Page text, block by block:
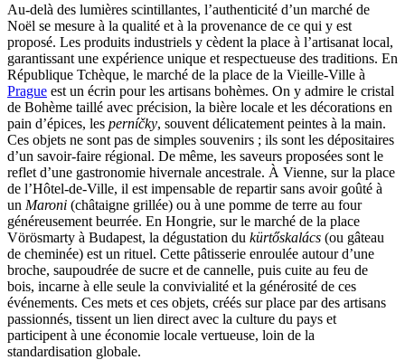
Au-delà des lumières scintillantes, l’authenticité d’un marché de
Noël se mesure à la qualité et à la provenance de ce qui y est
proposé. Les produits industriels y cèdent la place à l’artisanat local,
garantissant une expérience unique et respectueuse des traditions. En
République Tchèque, le marché de la place de la Vieille-Ville à
Prague est un écrin pour les artisans bohèmes. On y admire le cristal
de Bohème taillé avec précision, la bière locale et les décorations en
pain d’épices, les perníčky, souvent délicatement peintes à la main.
Ces objets ne sont pas de simples souvenirs ; ils sont les dépositaires
d’un savoir-faire régional. De même, les saveurs proposées sont le
reflet d’une gastronomie hivernale ancestrale. À Vienne, sur la place
de l’Hôtel-de-Ville, il est impensable de repartir sans avoir goûté à
un Maroni (châtaigne grillée) ou à une pomme de terre au four
généreusement beurrée. En Hongrie, sur le marché de la place
Vörösmarty à Budapest, la dégustation du kürtőskalács (ou gâteau
de cheminée) est un rituel. Cette pâtisserie enroulée autour d’une
broche, saupoudrée de sucre et de cannelle, puis cuite au feu de
bois, incarne à elle seule la convivialité et la générosité de ces
événements. Ces mets et ces objets, créés sur place par des artisans
passionnés, tissent un lien direct avec la culture du pays et
participent à une économie locale vertueuse, loin de la
standardisation globale.